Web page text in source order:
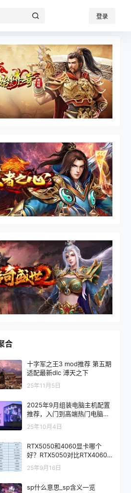
登录
合
十字军之王3 mod推荐 第五期
适配最新dlc 溥天之下
25年11月5日
2025年9月组装电脑主机配置
推荐，入门到高端热门电脑配
置方案
25年10月4日
RTX5050和4060显卡哪个
好？RTX5050对比RTX4060/
5060性能评测
25年9月16日
sp什么意思_sp含义一览